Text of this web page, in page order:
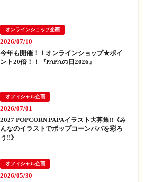
オンラインショップ企画
2026/07/10
今年も開催！！オンラインショップ★ポイ
ント20倍！！『PAPAの日2026』
オフィシャル企画
2026/07/01
2027 POPCORN PAPAイラスト大募集!!《み
んなのイラストでポップコーンパパを彩ろ
う!!》
オフィシャル企画
2026/05/30